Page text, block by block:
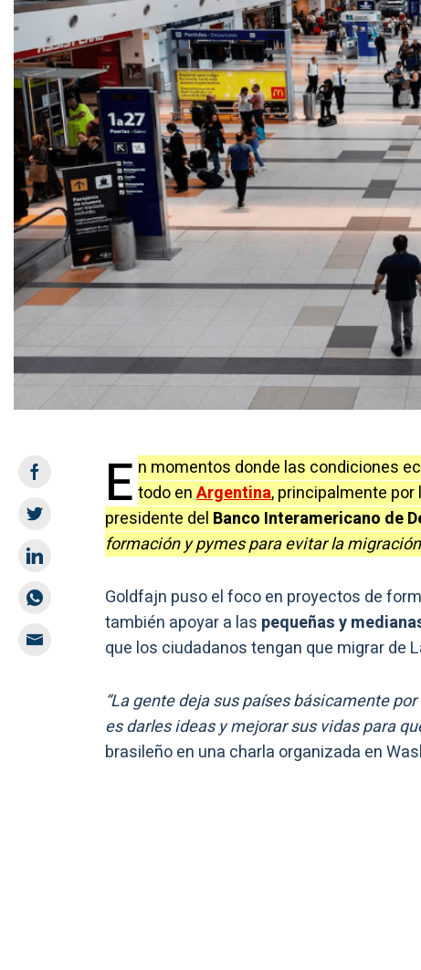
E n momentos donde las condiciones
todo enArgentina, principalmente por
presidente del Banco Interamericano de
formación y pymes para evitar la migración
Goldfajn puso el foco en proyectos de
también apoyar a las pequeñas y
que los ciudadanos tengan que migrar de
“La gente deja sus países básicamente
es darles ideas y mejorar sus vidas para
brasileño en una charla organizada en